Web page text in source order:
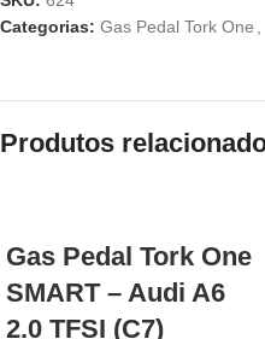
Categorias: Gas Pedal Tork One
Produtos
Gas Pedal Tork One
SMART – Audi A6
2.0 TFSI (C7)